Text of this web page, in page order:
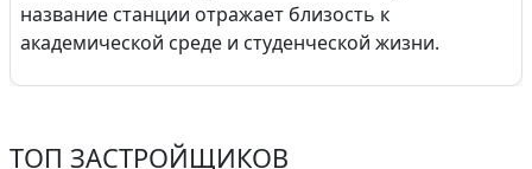
название станции отражает близость к
академической среде и студенческой жизни.
ТОП ЗАСТРОЙЩИКОВ